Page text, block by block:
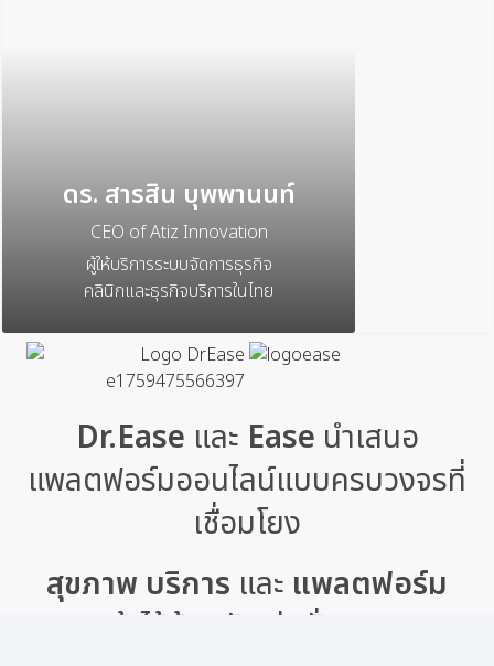
ดร. สารสิน บุพพานนท์
CEO of Atiz Innovation
ผู้ให้บริการระบบจัดการธุรกิจ
คลินิกและธุรกิจบริการในไทย
Dr.Ease และ Ease นำเสนอ
แพลตฟอร์มออนไลน์แบบครบวงจรที่
เชื่อมโยง
สุขภาพ บริการ และ แพลตฟอร์ม
เข้าไว้ด้วยกัน มุ่งมั่นมอบ